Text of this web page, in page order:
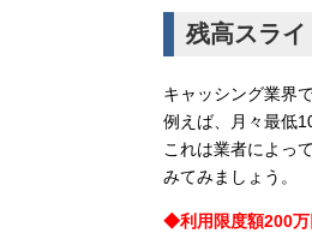
残高スライ
キャッシング業界
例えば、月々最低
これは業者によっ
みてみましょう。
◆利用限度額200万